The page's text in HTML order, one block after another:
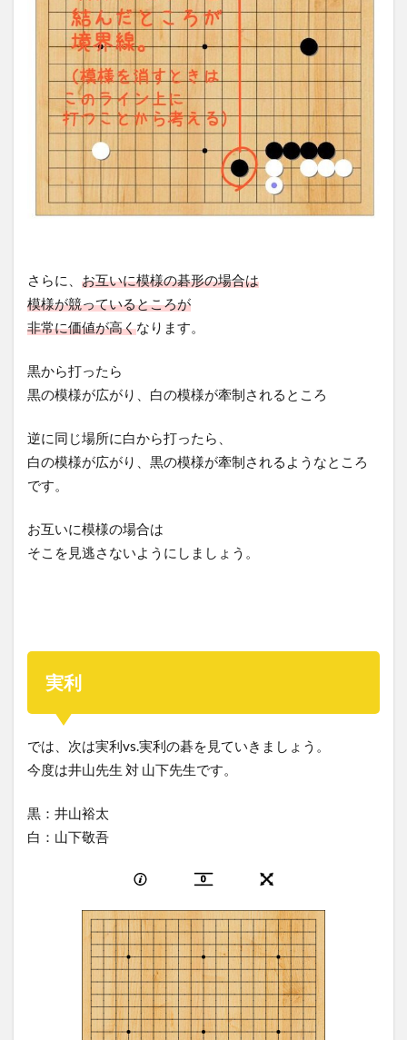
さらに、 お互いに模様の碁形の場合は
模様が競っているところが
非常に価値が高くなります。
黒から打ったら
黒の模様が広がり、白の模様が牽制されるところ
逆に同じ場所に白から打ったら、
白の模様が広がり、黒の模様が牽制されるようなところ
です。
お互いに模様の場合は
そこを見逃さないようにしましょう。
実利
では、次は実利vs.実利の碁を見ていきましょう。
今度は井山先生 対 山下先生です。
黒：井山裕太
白：山下敬吾
0